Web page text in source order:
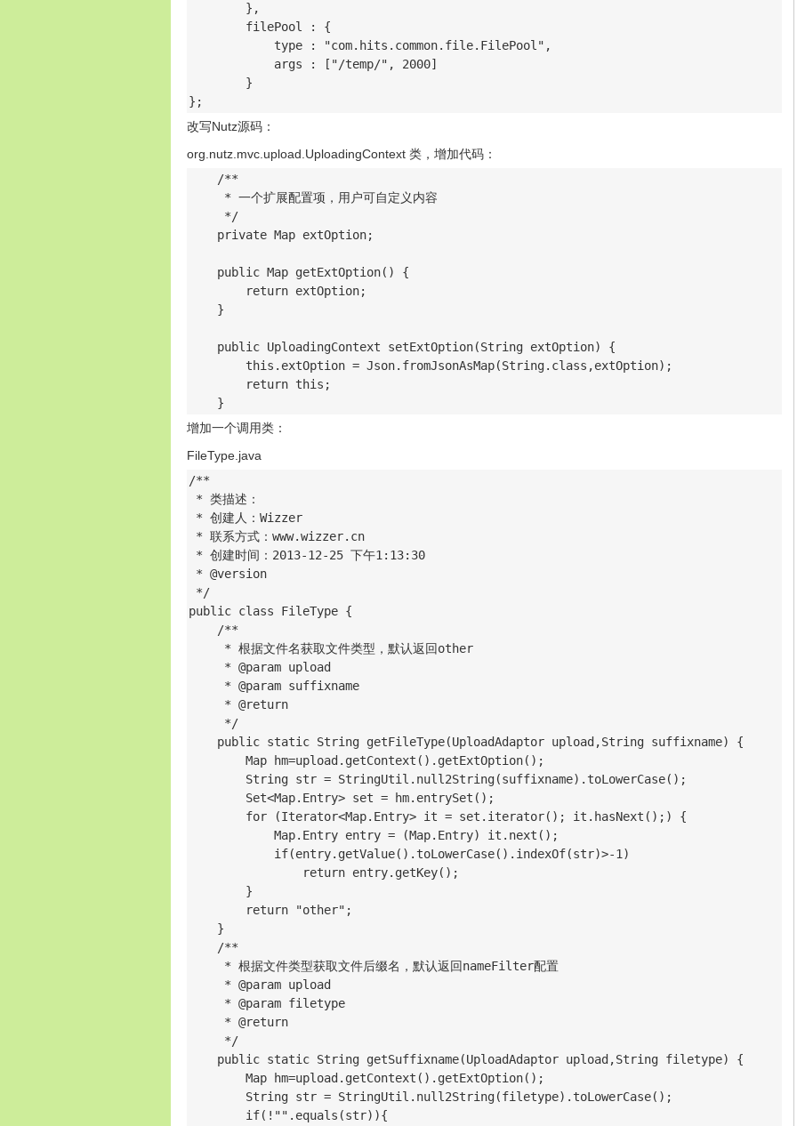
        },
        filePool : {
            type : "com.hits.common.file.FilePool",
            args : ["/temp/", 2000]
        }
};
改写Nutz源码：
org.nutz.mvc.upload.UploadingContext 类，增加代码：
    /**
     * 一个扩展配置项，用户可自定义内容
     */
    private Map extOption;
    public Map getExtOption() {
        return extOption;
    }
    public UploadingContext setExtOption(String extOption) {
        this.extOption = Json.fromJsonAsMap(String.class,extOption);
        return this;
    }
增加一个调用类：
FileType.java
/**
* 类描述：
* 创建人：Wizzer
* 联系方式：www.wizzer.cn
* 创建时间：2013-12-25 下午1:13:30
* @version
*/
public class FileType {
    /**
     * 根据文件名获取文件类型，默认返回other
     * @param upload
     * @param suffixname
     * @return
     */
    public static String getFileType(UploadAdaptor upload,String suffixname) {
        Map hm=upload.getContext().getExtOption();
        String str = StringUtil.null2String(suffixname).toLowerCase();
        Set<Map.Entry> set = hm.entrySet();
        for (Iterator<Map.Entry> it = set.iterator(); it.hasNext();) {
            Map.Entry entry = (Map.Entry) it.next();
            if(entry.getValue().toLowerCase().indexOf(str)>-1)
                return entry.getKey();
        }
        return "other";
    }
    /**
     * 根据文件类型获取文件后缀名，默认返回nameFilter配置
     * @param upload
     * @param filetype
     * @return
     */
    public static String getSuffixname(UploadAdaptor upload,String filetype) {
        Map hm=upload.getContext().getExtOption();
        String str = StringUtil.null2String(filetype).toLowerCase();
        if(!"".equals(str)){